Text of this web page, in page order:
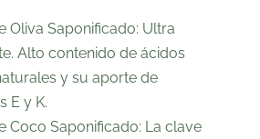
Oliva Saponificado: Ultra
. Alto contenido de ácidos
y su aporte de
E y K.
Coco Saponificado: La clave